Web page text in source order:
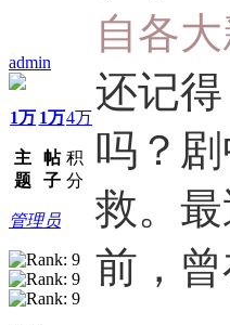
admin
1万
主
题
1万
帖
子
4万
积
分
管理员
自各
还记
吗？
救。
前，